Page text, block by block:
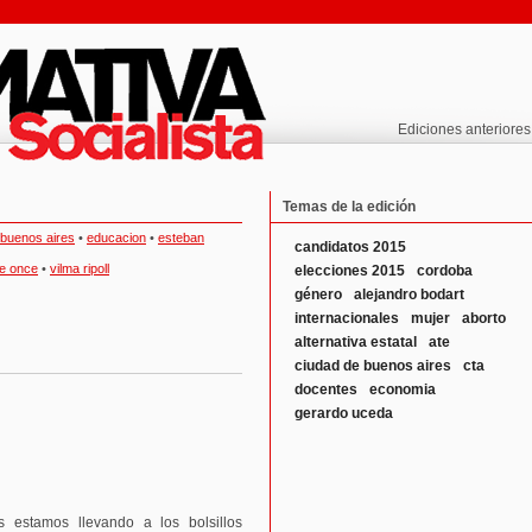
Ediciones anteriores
aires • educacion • esteban
once • vilma ripoll
estamos llevando a los bolsillos
Temas de la edición
candidatos 2015
elecciones 2015
cordoba
género
alejandro bodart
internacionales
mujer
aborto
alternativa estatal
ate
ciudad de buenos aires
cta
docentes
economia
gerardo uceda